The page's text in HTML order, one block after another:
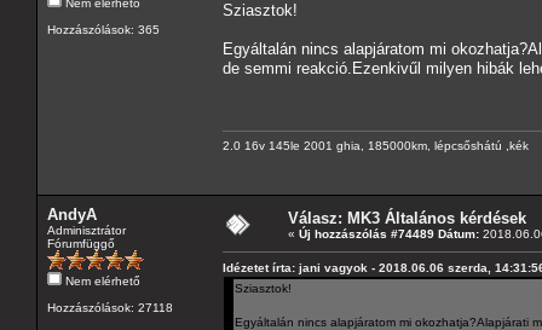
Nem elérhető
Hozzászólások: 365
Sziasztok!
Egyáltalán nincs alapjáratom mi
de semmi reakció.Ezenkivűl milyen hibák
2.0 16v 145le 2001 ghia, 185000km, lépcsőshátú ,kék
AndyA
Adminisztrátor
Fórumfüggő
Nem elérhető
Hozzászólások: 27118
Válasz: MK3 Általános kérdések
« Új hozzászólás #74489 Dátum:
Idézetet írta: jani vagyok - 2018.06.06 szerda,
Sziasztok!
Egyáltalán nincs alapjáratom mi okozhatja?Alapjárati